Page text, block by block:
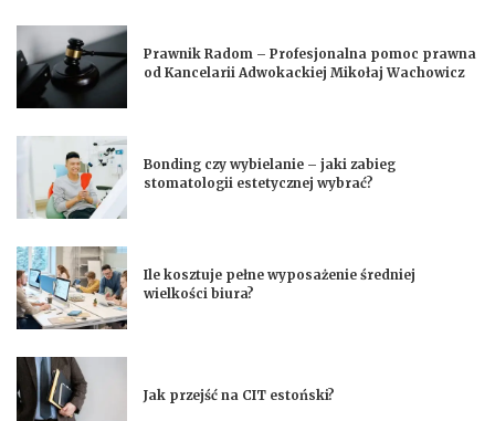
Prawnik Radom – Profesjonalna pomoc prawna
od Kancelarii Adwokackiej Mikołaj Wachowicz
Bonding czy wybielanie – jaki zabieg
stomatologii estetycznej wybrać?
Ile kosztuje pełne wyposażenie średniej
wielkości biura?
Jak przejść na CIT estoński?